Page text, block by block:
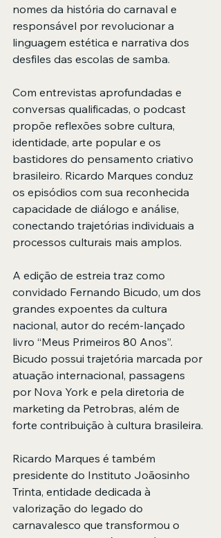
nomes da história do carnaval e
responsável por revolucionar a
linguagem estética e narrativa dos
desfiles das escolas de samba.
Com entrevistas aprofundadas e
conversas qualificadas, o podcast
propõe reflexões sobre cultura,
identidade, arte popular e os
bastidores do pensamento criativo
brasileiro. Ricardo Marques conduz
os episódios com sua reconhecida
capacidade de diálogo e análise,
conectando trajetórias individuais a
processos culturais mais amplos.
A edição de estreia traz como
convidado Fernando Bicudo, um dos
grandes expoentes da cultura
nacional, autor do recém-lançado
livro “Meus Primeiros 80 Anos”.
Bicudo possui trajetória marcada por
atuação internacional, passagens
por Nova York e pela diretoria de
marketing da Petrobras, além de
forte contribuição à cultura brasileira.
Ricardo Marques é também
presidente do Instituto Joãosinho
Trinta, entidade dedicada à
valorização do legado do
carnavalesco que transformou o